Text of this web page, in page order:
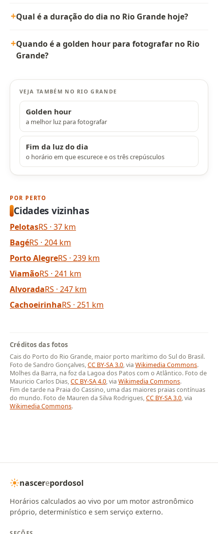
Qual é a duração do dia no Rio Grande hoje?
Quando é a golden hour para fotografar no Rio
Grande?
VEJA TAMBÉM NO RIO GRANDE
Golden hour
a melhor luz para fotografar
Fim da luz do dia
o horário em que escurece e os três crepúsculos
POR PERTO
Cidades vizinhas
PelotasRS · 37 km
BagéRS · 204 km
Porto AlegreRS · 239 km
ViamãoRS · 241 km
AlvoradaRS · 247 km
CachoeirinhaRS · 251 km
Créditos das fotos
Cais do Porto do Rio Grande, maior porto marítimo do Sul do Brasil.
Foto de Sandro Gonçalves,CC BY-SA 3.0, viaWikimedia Commons.
Molhes da Barra, na foz da Lagoa dos Patos com o Atlântico. Foto de
Mauricio Carlos Dias,CC BY-SA 4.0, viaWikimedia Commons.
Fim de tarde na Praia do Cassino, uma das maiores praias contínuas
do mundo. Foto de Mauren da Silva Rodrigues,CC BY-SA 3.0, via
Wikimedia Commons.
nascerepordosol
Horários calculados ao vivo por um motor astronômico
próprio, determinístico e sem serviço externo.